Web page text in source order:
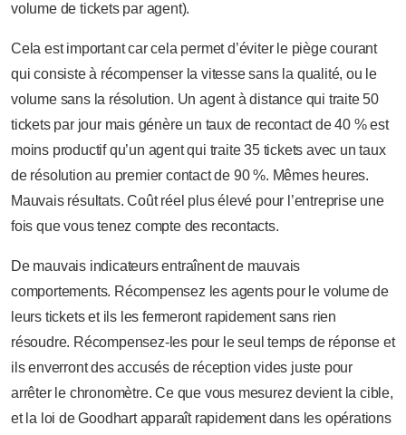
volume de tickets par agent).
Cela est important car cela permet d’éviter le piège courant
qui consiste à récompenser la vitesse sans la qualité, ou le
volume sans la résolution. Un agent à distance qui traite 50
tickets par jour mais génère un taux de recontact de 40 % est
moins productif qu’un agent qui traite 35 tickets avec un taux
de résolution au premier contact de 90 %. Mêmes heures.
Mauvais résultats. Coût réel plus élevé pour l’entreprise une
fois que vous tenez compte des recontacts.
De mauvais indicateurs entraînent de mauvais
comportements. Récompensez les agents pour le volume de
leurs tickets et ils les fermeront rapidement sans rien
résoudre. Récompensez-les pour le seul temps de réponse et
ils enverront des accusés de réception vides juste pour
arrêter le chronomètre. Ce que vous mesurez devient la cible,
et la loi de Goodhart apparaît rapidement dans les opérations